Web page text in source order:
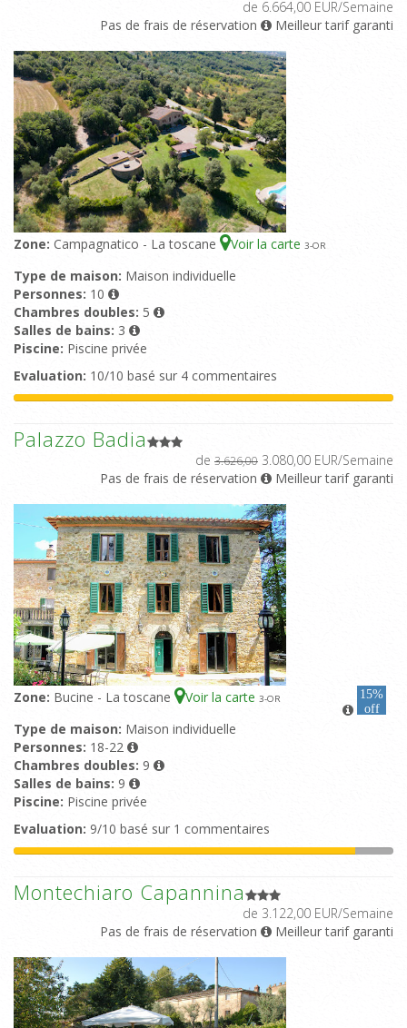
de 6.664,00 EUR/Semaine
Pas de frais de réservation
Meilleur tarif garanti
Zone: Campagnatico - La toscane Voir la carte 3-OR
Type de maison: Maison individuelle
Personnes: 10
Chambres doubles: 5
Salles de bains: 3
Piscine: Piscine privée
Evaluation: 10/10 basé sur 4 commentaires
Palazzo Badia
de 3.626,00 3.080,00 EUR/Semaine
Pas de frais de réservation
Meilleur tarif garanti
Zone: Bucine - La toscane Voir la carte 3-OR
15%
off
Type de maison: Maison individuelle
Personnes: 18-22
Chambres doubles: 9
Salles de bains: 9
Piscine: Piscine privée
Evaluation: 9/10 basé sur 1 commentaires
Montechiaro Capannina
de 3.122,00 EUR/Semaine
Pas de frais de réservation
Meilleur tarif garanti